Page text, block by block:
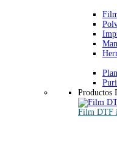
Productos
Film DTF